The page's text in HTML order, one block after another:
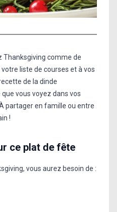
Thanksgiving comme de
liste de courses et à vos
de la dinde
vous voyez dans vos
partager en famille ou entre
!
ce plat de fête
vous aurez besoin de :